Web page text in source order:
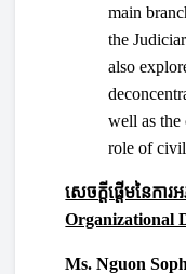
main
the
also
well as the
role of
សេចក្តីផ្តើមនៃកា
Organizational
Ms. Nguon